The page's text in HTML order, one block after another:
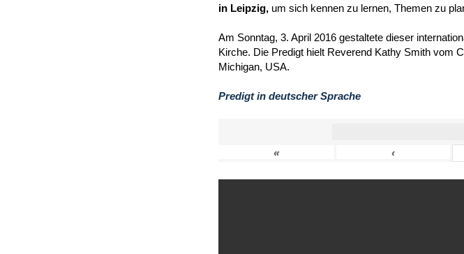
in Leipzig, um sich kennen zu lernen, Themen zu
Am Sonntag, 3. April 2016 gestaltete dieser
Kirche. Die Predigt hielt Reverend Kathy Smith vom
Michigan, USA.
Predigt in deutscher Sprache
« ‹